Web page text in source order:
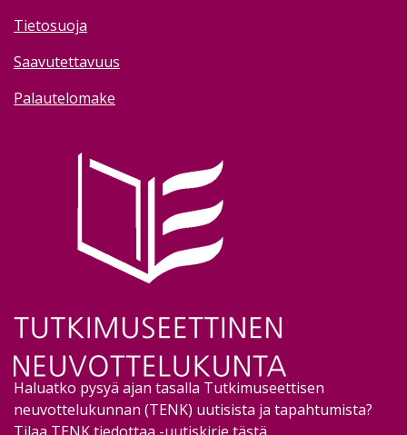
Tietosuoja
Saavutettavuus
Palautelomake
Haluatko pysyä ajan tasalla Tutkimuseettisen
neuvottelukunnan (TENK) uutisista ja tapahtumista?
Tilaa TENK tiedottaa -uutiskirje tästä